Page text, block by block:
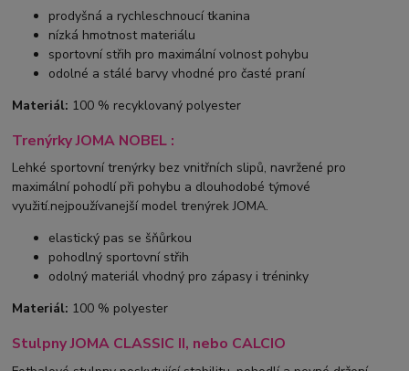
prodyšná a rychleschnoucí tkanina
nízká hmotnost materiálu
sportovní střih pro maximální volnost pohybu
odolné a stálé barvy vhodné pro časté praní
Materiál: 100 % recyklovaný polyester
Trenýrky JOMA NOBEL :
Lehké sportovní trenýrky bez vnitřních slipů, navržené pro
maximální pohodlí při pohybu a dlouhodobé týmové
využití.nejpoužívanejší model trenýrek JOMA.
elastický pas se šňůrkou
pohodlný sportovní střih
odolný materiál vhodný pro zápasy i tréninky
Materiál: 100 % polyester
Stulpny JOMA CLASSIC II, nebo CALCIO